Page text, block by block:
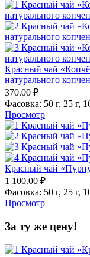
Красный чай
натурального
370.00 ₽
Фасовка: 50 г, 25 г,
Просмотр
Красный чай
1 100.00 ₽
Фасовка: 50 г, 25 г,
Просмотр
За ту же цену!